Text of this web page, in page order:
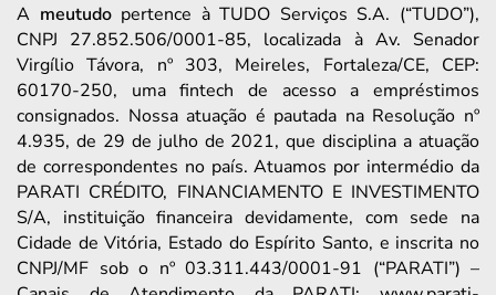
A meutudopertence à TUDO Serviços S.A. (“TUDO”),
CNPJ 27.852.506/0001-85, localizada à Av. Senador
Virgílio Távora, nº 303, Meireles, Fortaleza/CE, CEP:
60170-250, uma fintech de acesso a empréstimos
consignados. Nossa atuação é pautada na Resolução nº
4.935, de 29 de julho de 2021, que disciplina a atuação
de correspondentes no país. Atuamos por intermédio da
PARATI CRÉDITO, FINANCIAMENTO E INVESTIMENTO
S/A, instituição financeira devidamente, com sede na
Cidade de Vitória, Estado do Espírito Santo, e inscrita no
CNPJ/MF sob o nº 03.311.443/0001-91 (“PARATI”) –